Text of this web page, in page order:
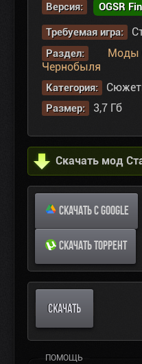
Версия: OGSR
Требуемая игра:
Раздел:
Моды
Чернобыля
Категория:
Размер: 3,7 Гб
Скачать мод
СКАЧАТЬ С GOOGLE
СКАЧАТЬ ТОРРЕНТ
СКАЧАТЬ
ПОМОЩЬ